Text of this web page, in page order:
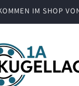
IM SHOP